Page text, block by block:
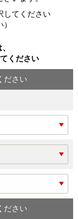
してください
ください
ださい
ださい